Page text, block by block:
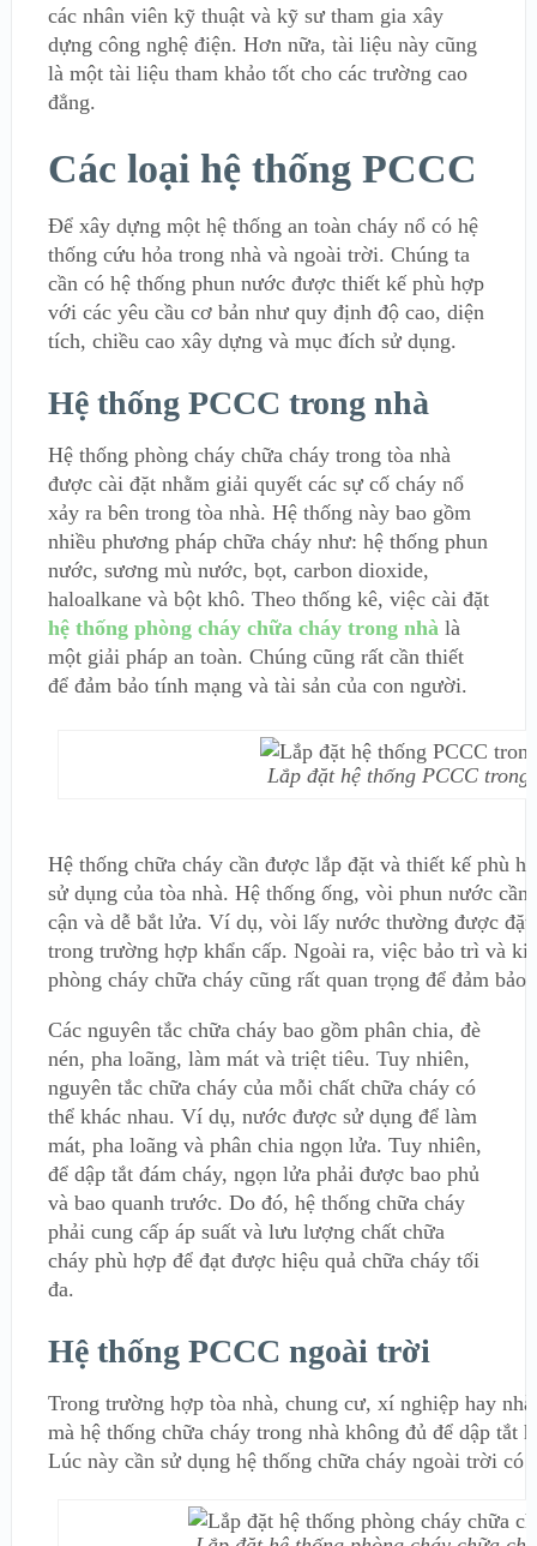
các nhân viên kỹ thuật và kỹ sư tham gia xây
dựng công nghệ điện. Hơn nữa, tài liệu này cũng
là một tài liệu tham khảo tốt cho các trường cao
đẳng.
Các loại hệ thống PCCC
Để xây dựng một hệ thống an toàn cháy nổ có hệ
thống cứu hỏa trong nhà và ngoài trời. Chúng ta
cần có hệ thống phun nước được thiết kế phù hợp
với các yêu cầu cơ bản như quy định độ cao, diện
tích, chiều cao xây dựng và mục đích sử dụng.
Hệ thống PCCC trong nhà
Hệ thống phòng cháy chữa cháy trong tòa nhà
được cài đặt nhằm giải quyết các sự cố cháy nổ
xảy ra bên trong tòa nhà. Hệ thống này bao gồm
nhiều phương pháp chữa cháy như: hệ thống phun
nước, sương mù nước, bọt, carbon dioxide,
haloalkane và bột khô. Theo thống kê, việc cài đặt
hệ thống phòng cháy chữa cháy trong nhàlà
một giải pháp an toàn. Chúng cũng rất cần thiết
để đảm bảo tính mạng và tài sản của con người.
Lắp đặt hệ thống PCCC trong
Hệ thống chữa cháy cần được lắp đặt và thiết kế phù
sử dụng của tòa nhà. Hệ thống ống, vòi phun nước
cận và dễ bắt lửa. Ví dụ, vòi lấy nước thường được đặt
trong trường hợp khẩn cấp. Ngoài ra, việc bảo trì và
phòng cháy chữa cháy cũng rất quan trọng để đảm bảo
Các nguyên tắc chữa cháy bao gồm phân chia, đè
nén, pha loãng, làm mát và triệt tiêu. Tuy nhiên,
nguyên tắc chữa cháy của mỗi chất chữa cháy có
thể khác nhau. Ví dụ, nước được sử dụng để làm
mát, pha loãng và phân chia ngọn lửa. Tuy nhiên,
để dập tắt đám cháy, ngọn lửa phải được bao phủ
và bao quanh trước. Do đó, hệ thống chữa cháy
phải cung cấp áp suất và lưu lượng chất chữa
cháy phù hợp để đạt được hiệu quả chữa cháy tối
đa.
Hệ thống PCCC ngoài trời
Trong trường hợp tòa nhà, chung cư, xí nghiệp hay
mà hệ thống chữa cháy trong nhà không đủ để dập tắt
Lúc này cần sử dụng hệ thống chữa cháy ngoài trời có